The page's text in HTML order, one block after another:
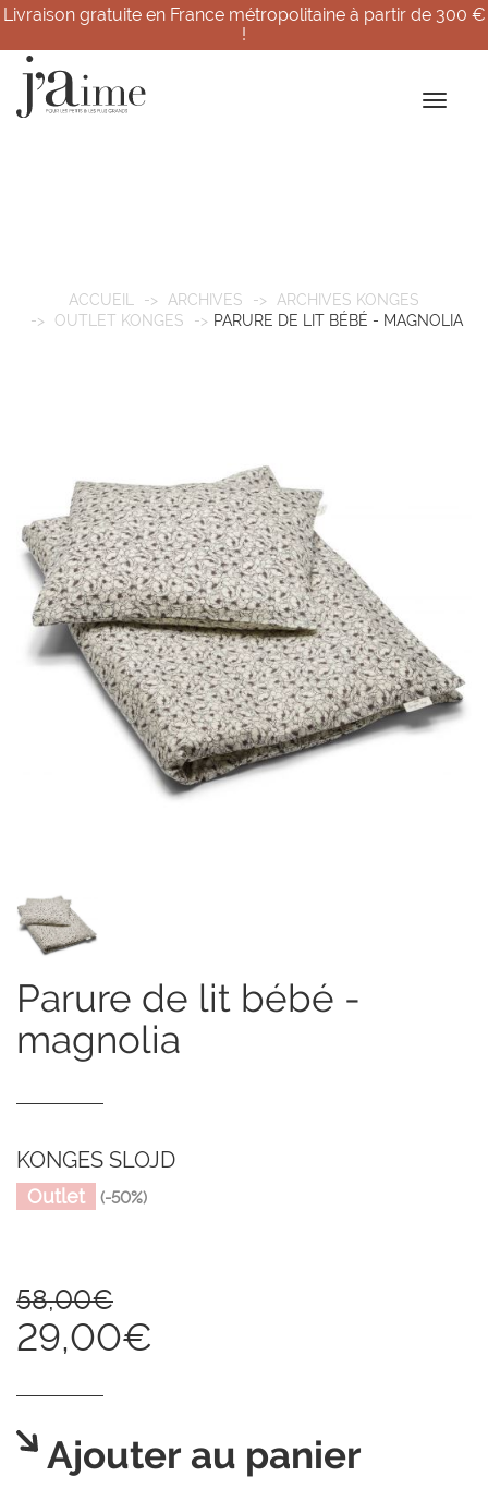
Livraison gratuite en France métropolitaine à partir de 300 €
!
ACCUEIL ARCHIVES
ARCHIVES KONGES
OUTLET KONGES
PARURE DE LIT BÉBÉ - MAGNOLIA
parure de lit bébé -
magnolia
KONGES SLOJD
Outlet (-50%)
58,00€
29,00€
Ajouter au panier